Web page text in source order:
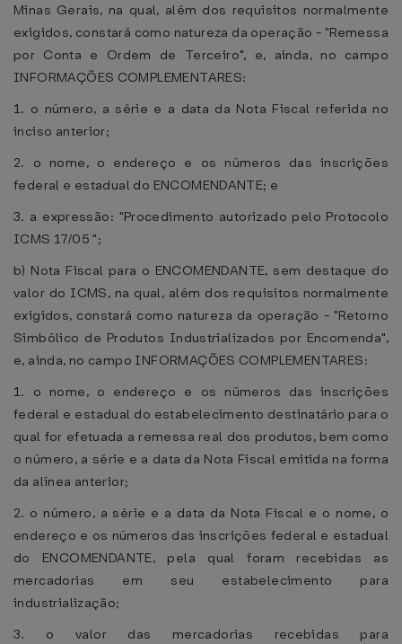
Minas Gerais, na qual, além dos requisitos normalmente
exigidos, constará como natureza da operação - "Remessa
por Conta e Ordem de Terceiro", e, ainda, no campo
INFORMAÇÕES COMPLEMENTARES:
1. o número, a série e a data da Nota Fiscal referida no
inciso anterior;
2. o nome, o endereço e os números das inscrições
federal e estadual do ENCOMENDANTE; e
3. a expressão: "Procedimento autorizado pelo Protocolo
ICMS 17/05 ";
b) Nota Fiscal para o ENCOMENDANTE, sem destaque do
valor do ICMS, na qual, além dos requisitos normalmente
exigidos, constará como natureza da operação - "Retorno
Simbólico de Produtos Industrializados por Encomenda",
e, ainda, no campo INFORMAÇÕES COMPLEMENTARES:
1. o nome, o endereço e os números das inscrições
federal e estadual do estabelecimento destinatário para o
qual for efetuada a remessa real dos produtos, bem como
o número, a série e a data da Nota Fiscal emitida na forma
da alínea anterior;
2. o número, a série e a data da Nota Fiscal e o nome, o
endereço e os números das inscrições federal e estadual
do ENCOMENDANTE, pela qual foram recebidas as
mercadorias em seu estabelecimento para
industrialização;
3. o valor das mercadorias recebidas para